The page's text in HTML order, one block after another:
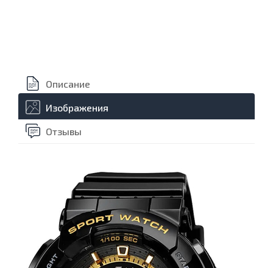
Описание
Изображения
Отзывы